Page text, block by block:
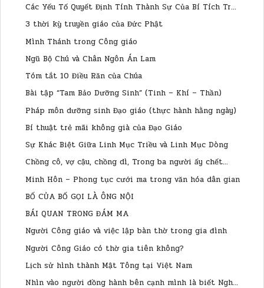
Các Yếu Tố Quyết Định Tính Thành Sự Của Bí Tích Tr...
3 thời kỳ truyền giáo của Đức Phật
Mình Thánh trong Công giáo
Ngũ Bộ Chú và Chân Ngôn Án Lam
Tóm tắt 10 Điều Răn của Chúa
Bài tập “Tam Bảo Dưỡng Sinh” (Tinh – Khí – Thần)
Pháp môn dưỡng sinh Đạo giáo (thực hành hằng ngày)
Bí thuật trẻ mãi không già của Đạo Giáo
Sự Khác Biệt Giữa Linh Mục Triều và Linh Mục Dòng
Chồng cô, vợ cậu, chồng dì, Trong ba người ấy chết...
Minh Hôn – Phong tục cưới ma trong văn hóa dân gian
BỐ CỦA BỐ GỌI LÀ ÔNG NỘI
BÁI QUAN TRONG ĐÁM MA
Người Công giáo và việc lập bàn thờ trong gia đình
Người Công Giáo có thờ gia tiên không?
Lịch sử hình thành Mật Tông tại Việt Nam
Nhìn vào người đồng hành bên cạnh mình là biết Ngh...